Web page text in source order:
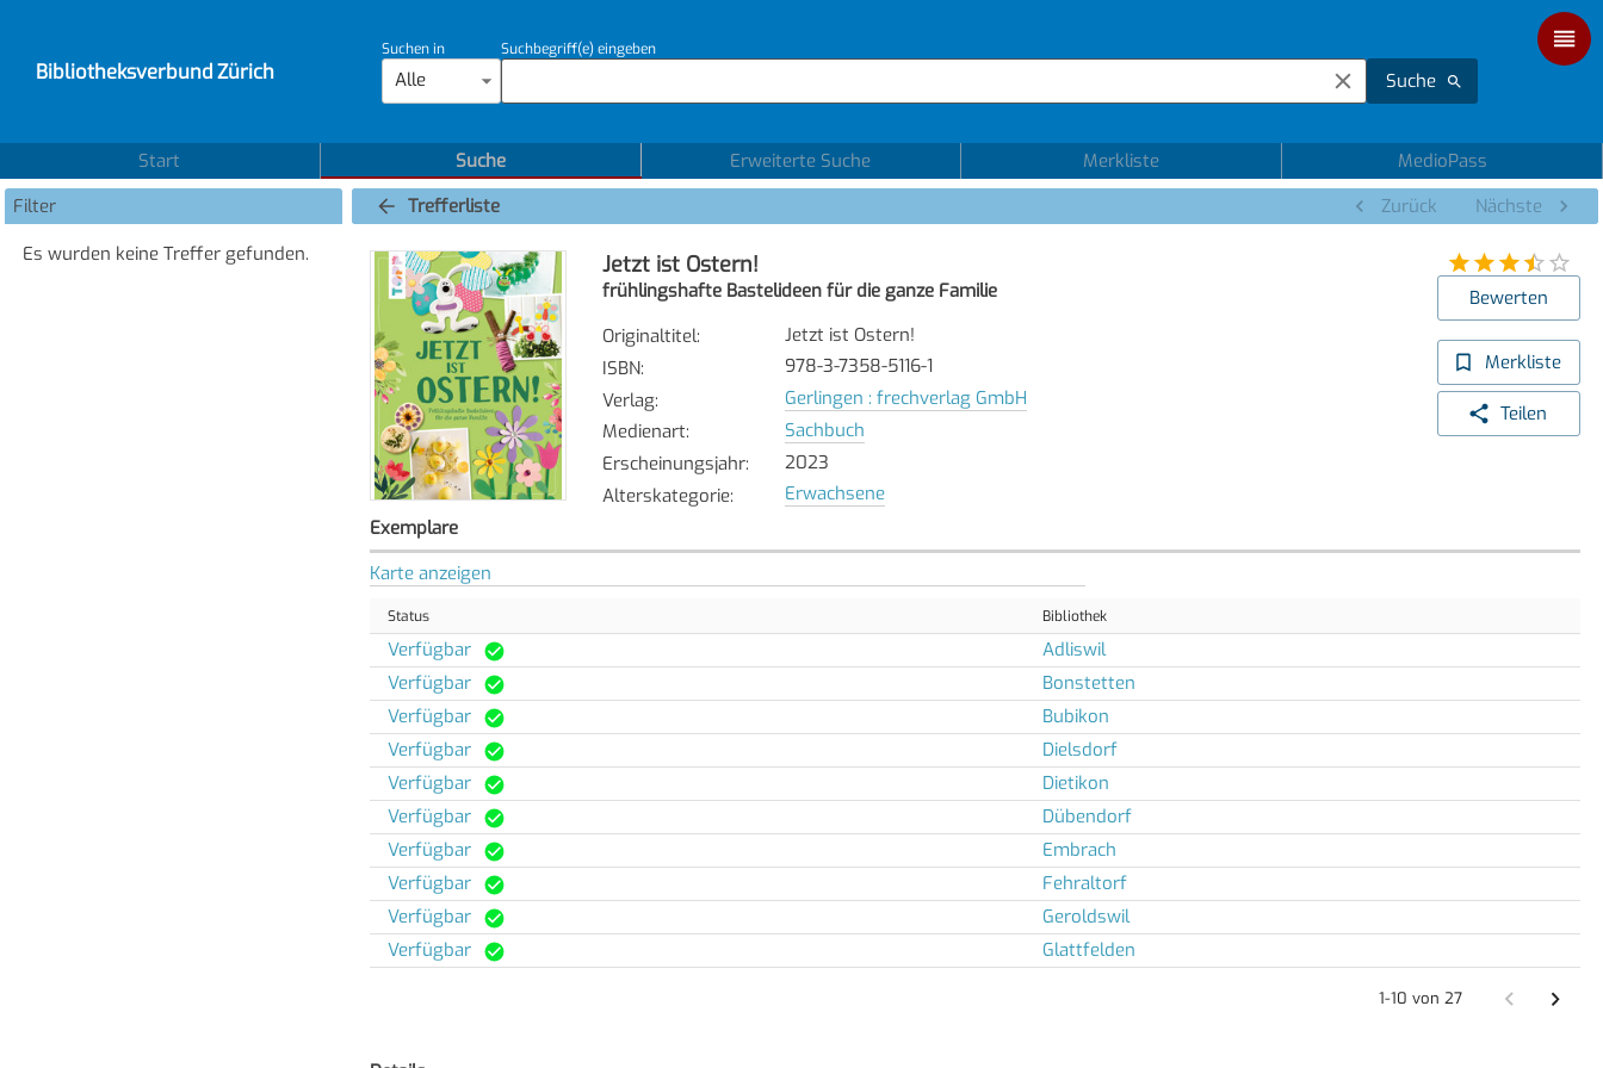
Bibliotheksverbund Zürich
Suchen in
Alle
Suchbegriff(e) eingeben
Suche
Start Suche Erweiterte Suche Merkliste
MedioPass
Filter
Es wurden keine Treffer gefunden.
Trefferliste Zurück Nächste
Jetzt ist Ostern!
frühlingshafte Bastelideen für die ganze Familie
Originaltitel:
Jetzt ist Ostern!
ISBN:
978-3-7358-5116-1
Verlag:
Gerlingen : frechverlag GmbH
Medienart:
Sachbuch
Erscheinungsjahr:
2023
Alterskategorie: Erwachsene
Bewerten
Merkliste
Teilen
Exemplare
Karte anzeigen
Status Bibliothek
Verfügbar
Adliswil
Verfügbar
Bonstetten
Verfügbar
Bubikon
Verfügbar
Dielsdorf
Verfügbar
Dietikon
Verfügbar
Dübendorf
Verfügbar
Embrach
Verfügbar
Fehraltorf
Verfügbar
Geroldswil
Verfügbar
Glattfelden
1-10 von 27